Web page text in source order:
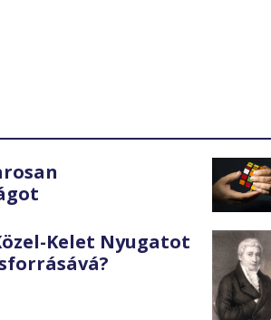
Kelet Nyugatot